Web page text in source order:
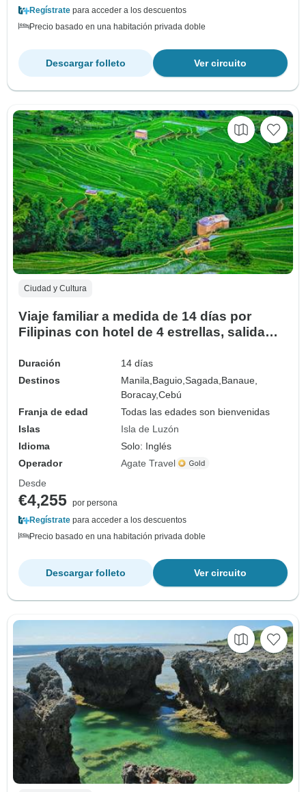
Regístrate para acceder a los descuentos
Precio basado en una habitación privada doble
Ver circuito
Descargar folleto
Ciudad y Cultura
Viaje familiar a medida de 14 días por
Filipinas con hotel de 4 estrellas, salida
Duración
14 días
Destinos
Manila, Baguio,Sagada, Banaue,
Boracay,Cebú
Franja de edad
Todas las edades son bienvenidas
Islas
Isla de Luzón
Idioma
Solo: Inglés
Operador
Agate Travel
Desde
€4,255 por persona
Regístrate para acceder a los descuentos
Precio basado en una habitación privada doble
Ver circuito
Descargar folleto